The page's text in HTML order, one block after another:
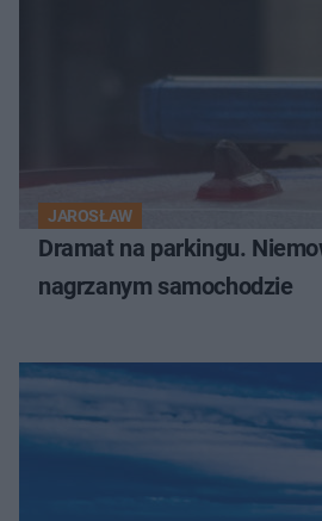
JAROSŁAW
Dramat na parkingu.
nagrzanym samochodzie